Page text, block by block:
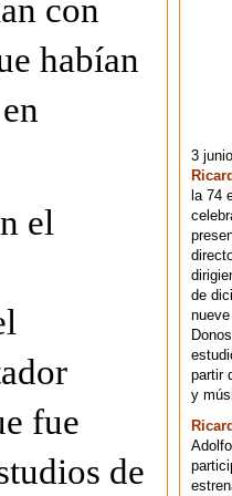
con
habían
el
fue
de
3
la 74
de
partir
y